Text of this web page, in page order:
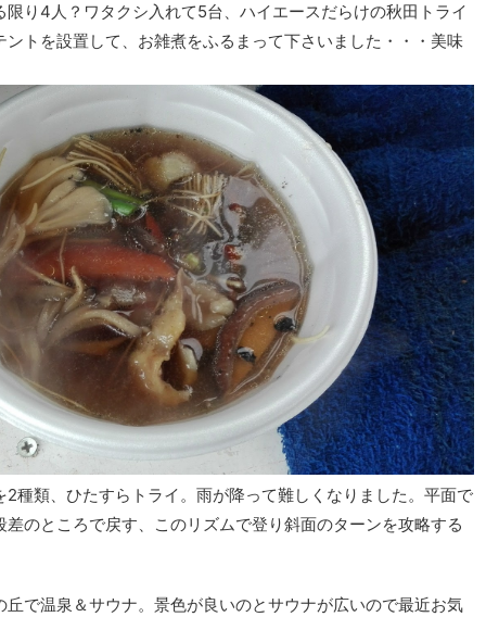
り4人？ワタクシ入れて5台、ハイエースだらけの秋田トライ
トを設置して、お雑煮をふるまって下さいました・・・美味
種類、ひたすらトライ。雨が降って難しくなりました。平面で
のところで戻す、このリズムで登り斜面のターンを攻略する
で温泉＆サウナ。景色が良いのとサウナが広いので最近お気